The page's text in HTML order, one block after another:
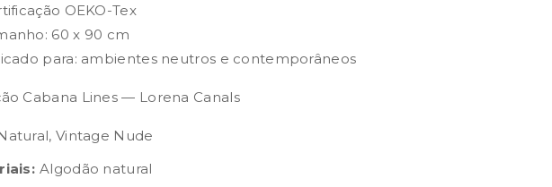
OEKO-Tex
60 x 90 cm
para: ambientes neutros e contemporâneos
Cabana Lines — Lorena Canals
Vintage Nude
Algodão natural